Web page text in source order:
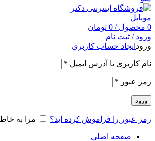
0 محصول /
0 تومان
ورود / ثبت نام
ورود ایجاد حساب کاربری
نام کاربری یا آدرس ایمیل *
رمز عبور *
ورود
رمز عبور را فراموش کرده اید؟ مرا به
صفحه اصلی